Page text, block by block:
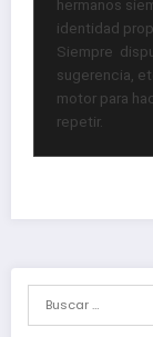
hermanos
identidad
Siempre
sugerencia,
motor para
repetir.